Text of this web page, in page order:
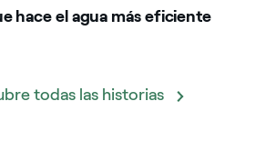
hace el agua más eficiente
todas las historias